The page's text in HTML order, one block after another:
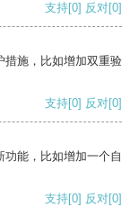
支持[0] 反对[0]
措施，比如增加双重验
支持[0] 反对[0]
能，比如增加一个自
支持[0] 反对[0]